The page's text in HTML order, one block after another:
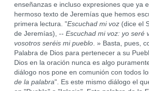
enseñanzas e incluso expresiones que ya
hermoso texto de Jeremías que hemos
primera lectura. "Escuchad mi voz(dice el
de Jeremías), -- Escuchad mi voz: yo seré
vosotros seréis mi pueblo. » Basta, pues,
Palabra de Dios para pertenecer a su
Dios en la oración nunca es algo
diálogo nos pone en comunión con todos
de la palabra". Es este mismo diálogo el